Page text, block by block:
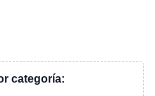
categoría: